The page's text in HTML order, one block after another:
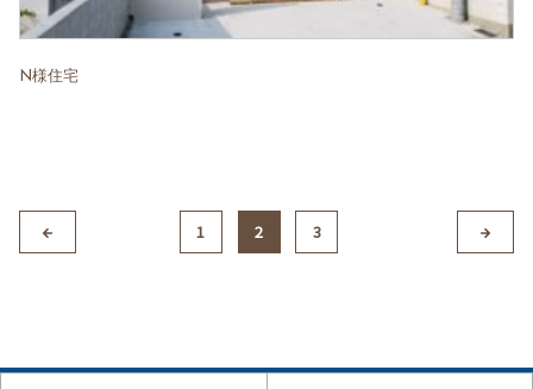
N様住宅
1 2 3